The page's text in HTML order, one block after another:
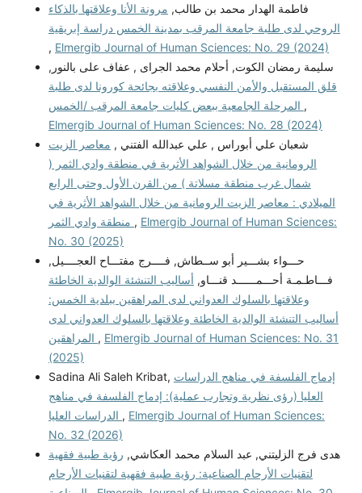
فاطمة الهدار محمد بن طالب, مرونة الأنا وعلاقتها بالذكاء
الروحي لدى طلبة جامعة المرقب بمدينة الخمس دراسة إبريقية
, Elmergib Journal of Human Sciences: No. 29 (2024)
سليمة رمضان الكوت, أحلام محمد الجراى , عفاف على بالنور,
قلق المستقبل والأمن النفسي وعلاقته بجائحة كورونا لدى طلبة
,
Elmergib Journal of Human Sciences: No. 28 (2024)
شعبان علي أبوراس , علي عبدالله الفتني , معاصر الزيت
الرومانية من خلال الشواهد الأثرية في منطقة وادي الثمر (
شمال غرب منطقة مسلاتة ) من القرن الأول وحتى الرابع
الميلادي : معاصر الزيت الرومانية من خلال الشواهد الأثرية في
, Elmergib Journal of Human Sciences:
No. 30 (2025)
حـــواء بشـــير أبو ســطاش, فــــرج مفتـــاح العجــــيل,
فـــاطـمـة أحـــمــــــد قنـــاو, أساليب التنشئة الوالدية الخاطئة
وعلاقتها بالسلوك العدواني لدى المراهقين ببلدية الخمس:
أساليب التنشئة الوالدية الخاطئة وعلاقتها بالسلوك العدواني لدى
, Elmergib Journal of Human Sciences: No. 31
(2025)
Sadina Ali Saleh Kribat, إدماج الفلسفة في مناهج الدراسات
العليا (رؤى نظرية وتجارب عملية): إدماج الفلسفة في مناهج
, Elmergib Journal of Human Sciences:
No. 32 (2026)
هدى فرج الزليتني, عبد السلام محمد العكاشي, رؤية طبية فقهية
لتقنيات الأرحام الصناعية: رؤية طبية فقهية لتقنيات الأرحام